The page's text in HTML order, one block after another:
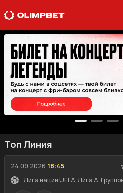
Топ Линия
24.09.2026 18:45
Лига наций UEFA. Лига A.